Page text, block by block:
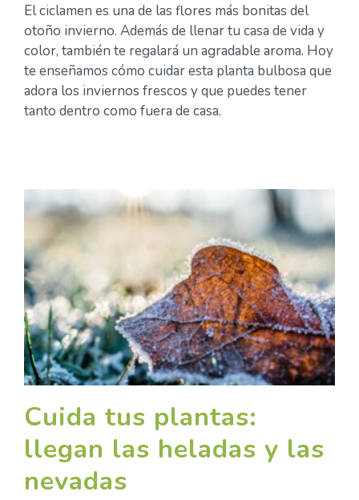
El ciclamen es una de las flores más bonitas del
otoño invierno. Además de llenar tu casa de vida y
color, también te regalará un agradable aroma. Hoy
te enseñamos cómo cuidar esta planta bulbosa que
adora los inviernos frescos y que puedes tener
tanto dentro como fuera de casa.
Cuida tus plantas:
llegan las heladas y las
nevadas